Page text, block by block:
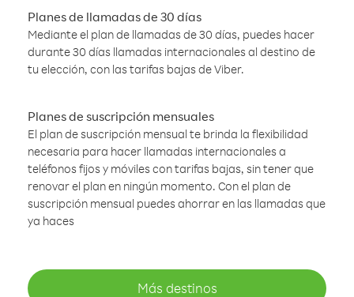
Planes de llamadas de 30 días
Mediante el plan de llamadas de 30 días, puedes hacer
durante 30 días llamadas internacionales al destino de
tu elección, con las tarifas bajas de Viber.
Planes de suscripción mensuales
El plan de suscripción mensual te brinda la flexibilidad
necesaria para hacer llamadas internacionales a
teléfonos fijos y móviles con tarifas bajas, sin tener que
renovar el plan en ningún momento. Con el plan de
suscripción mensual puedes ahorrar en las llamadas que
ya haces
Más destinos